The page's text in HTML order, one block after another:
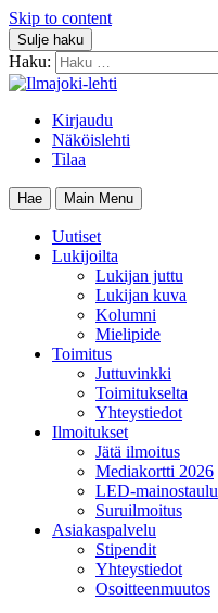
Skip to content
Sulje haku
Haku:
Kirjaudu
Näköislehti
Tilaa
Hae Main Menu
Uutiset
Lukijoilta
Lukijan juttu
Lukijan kuva
Kolumni
Mielipide
Toimitus
Juttuvinkki
Toimitukselta
Yhteystiedot
Ilmoitukset
Jätä ilmoitus
Mediakortti 2026
LED-mainostaulu
Suruilmoitus
Asiakaspalvelu
Stipendit
Yhteystiedot
Osoitteenmuutos